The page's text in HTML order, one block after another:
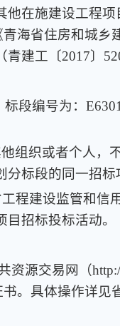
在施建设工程
海省住房和城
建工〔2017〕
段编号为：
组织或者个人，
标段的同一招标
程建设监管和信
招标投标活动。
源交易网（
。具体操作详